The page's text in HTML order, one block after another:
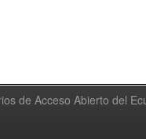
de Acceso Abierto del